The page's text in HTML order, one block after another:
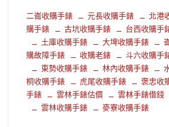
二崙收購手錶 元長收購手錶 北港
購手錶
古坑收購手錶 台西收購手
土庫收購手錶
大埤收購手錶
購故障手錶
收購老錶 斗六收購手
東勢收購手錶
林內收購手錶
桐收購手錶
虎尾收購手錶 褒忠收
手錶
雲林手錶估價 雲林手錶借錢
雲林收購手錶
麥寮收購手錶